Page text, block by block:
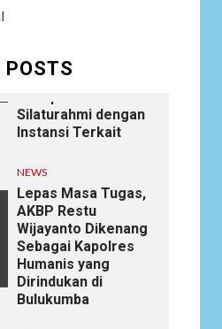
POSTS
Laksanakan
Anjangsana Untuk
Silaturahmi dengan
Instansi Terkait
NEWS
Lepas Masa Tugas,
AKBP Restu
Wijayanto Dikenang
Sebagai Kapolres
Humanis yang
Dirindukan di
Bulukumba